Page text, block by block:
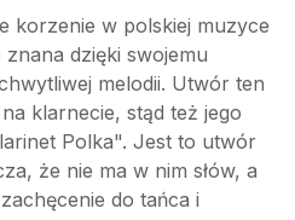
korzenie w polskiej muzyce
dzięki swojemu
melodii. Utwór ten
klarnecie, stąd też jego
Polka". Jest to utwór
że nie ma w nim słów, a
do tańca i